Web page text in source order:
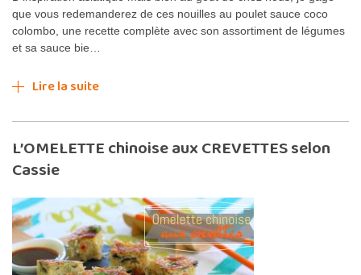
que vous redemanderez de ces nouilles au poulet sauce coco
colombo, une recette complète avec son assortiment de légumes
et sa sauce bie…
Lire la suite
L’OMELETTE chinoise aux CREVETTES selon
Cassie